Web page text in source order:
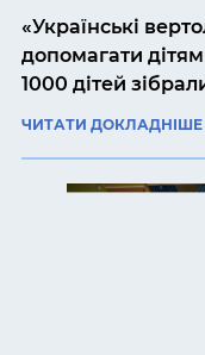
«Українські
допомагати
1000 дітей
ЧИТАТИ ДОКЛАДНІШЕ